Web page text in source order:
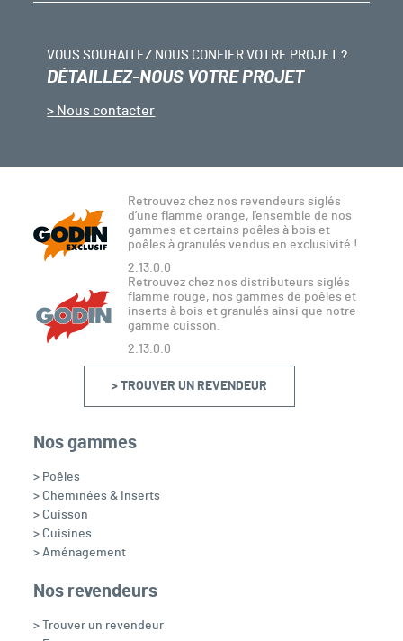
VOUS SOUHAITEZ NOUS CONFIER VOTRE PROJET ?
DÉTAILLEZ-NOUS VOTRE PROJET
Nous contacter
Retrouvez chez nos revendeurs siglés
d’une flamme orange, l’ensemble de nos
gammes et certains poêles à bois et
poêles à granulés vendus en exclusivité !
2.13.0.0
Retrouvez chez nos distributeurs siglés
flamme rouge, nos gammes de poêles et
inserts à bois et granulés ainsi que notre
gamme cuisson.
2.13.0.0
> TROUVER UN REVENDEUR
Nos gammes
> Poêles
> Cheminées & Inserts
> Cuisson
> Cuisines
> Aménagement
Nos revendeurs
> Trouver un revendeur